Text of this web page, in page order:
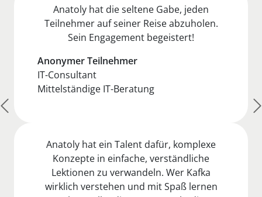
Anatoly hat die seltene Gabe, jeden
Teilnehmer auf seiner Reise abzuholen.
Sein Engagement begeistert!
Anonymer Teilnehmer
IT-Consultant
Mittelständige IT-Beratung
Anatoly hat ein Talent dafür, komplexe
Konzepte in einfache, verständliche
Lektionen zu verwandeln. Wer Kafka
wirklich verstehen und mit Spaß lernen